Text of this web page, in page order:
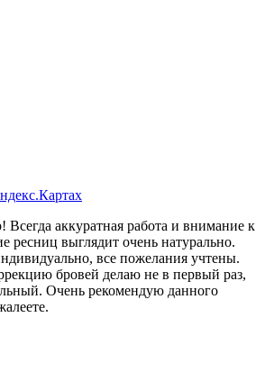
аккуратная работа и внимание к
ресниц выглядит очень натурально.
все пожелания учтены.
бровей делаю не в первый раз,
Очень рекомендую данного